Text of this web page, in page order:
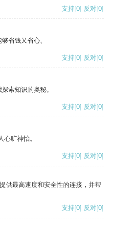
支持[0] 反对[0]
省钱又省心。
支持[0] 反对[0]
索知识的奥秘。
支持[0] 反对[0]
旷神怡。
支持[0] 反对[0]
供最高速度和安全性的连接，并帮
支持[0] 反对[0]